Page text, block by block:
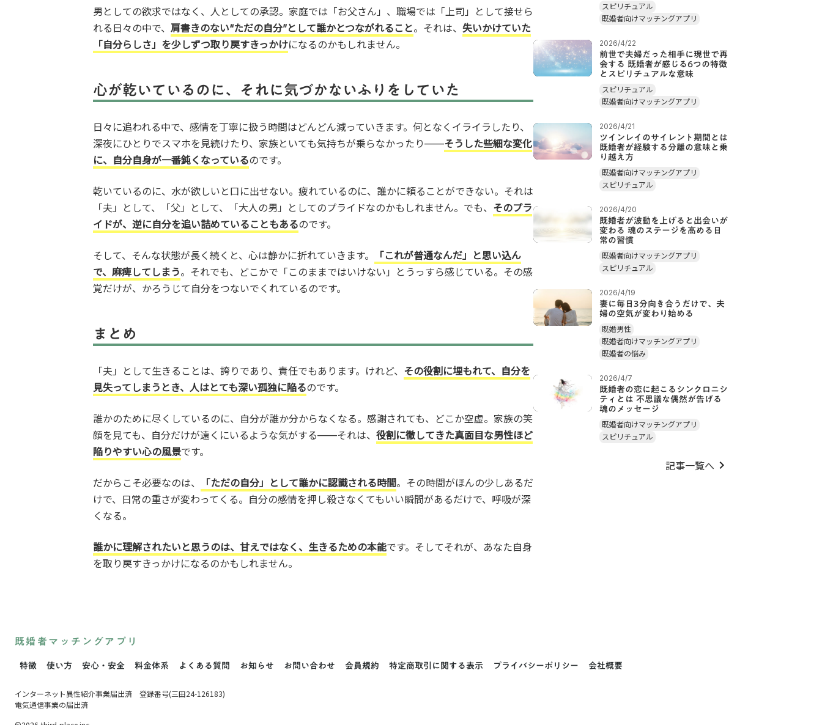
男としての欲求ではなく、人としての承認。家庭では「お父さん」、職場では「上司」として接せら
れる日々の中で、 肩書きのない“ただの自分”として誰かとつながれること。それは、 失いかけていた
「自分らしさ」を少しずつ取り戻すきっかけになるのかもしれません。
心が乾いているのに、それに気づかないふりをしていた
日々に追われる中で、感情を丁寧に扱う時間はどんどん減っていきます。何となくイライラしたり、
深夜にひとりでスマホを見続けたり、家族といても気持ちが乗らなかったり——そうした些細な変化
に、自分自身が一番鈍くなっているのです。
乾いているのに、水が欲しいと口に出せない。疲れているのに、誰かに頼ることができない。それは
「夫」として、「父」として、「大人の男」としてのプライドなのかもしれません。でも、 そのプラ
イドが、逆に自分を追い詰めていることもあるのです。
そして、そんな状態が長く続くと、心は静かに折れていきます。
「これが普通なんだ」と思い込ん
で、麻痺してしまう。それでも、どこかで「このままではいけない」とうっすら感じている。その感
覚だけが、かろうじて自分をつないでくれているのです。
まとめ
「夫」として生きることは、誇りであり、責任でもあります。けれど、 その役割に埋もれて、自分を
見失ってしまうとき、人はとても深い孤独に陥るのです。
誰かのために尽くしているのに、自分が誰か分からなくなる。感謝されても、どこか空虚。家族の笑
顔を見ても、自分だけが遠くにいるような気がする——それは、 役割に徹してきた真面目な男性ほど
陥りやすい心の風景です。
だからこそ必要なのは、 「ただの自分」として誰かに認識される時間。その時間がほんの少しあるだ
けで、日常の重さが変わってくる。自分の感情を押し殺さなくてもいい瞬間があるだけで、呼吸が深
くなる。
誰かに理解されたいと思うのは、甘えではなく、生きるための本能です。そしてそれが、あなた自身
を取り戻すきっかけになるのかもしれません。
スピリチュアル
既婚者向けマッチングアプリ
2026/4/22
前世で夫婦だった相手に現世で再
会する 既婚者が感じる6つの特徴
とスピリチュアルな意味
スピリチュアル
既婚者向けマッチングアプリ
2026/4/21
ツインレイのサイレント期間とは
既婚者が経験する分離の意味と乗
り越え方
既婚者向けマッチングアプリ
スピリチュアル
2026/4/20
既婚者が波動を上げると出会いが
変わる 魂のステージを高める日
常の習慣
既婚者向けマッチングアプリ
スピリチュアル
2026/4/19
妻に毎日3分向き合うだけで、夫
婦の空気が変わり始める
既婚男性
既婚者向けマッチングアプリ
既婚者の悩み
2026/4/7
既婚者の恋に起こるシンクロニシ
ティとは 不思議な偶然が告げる
魂のメッセージ
既婚者向けマッチングアプリ
スピリチュアル
記事一覧へ keyboard_arrow_right
既婚者マッチングアプリ
特徴 使い方 安心・安全 料金体系 よくある質問 お知らせ お問い合わせ 会員規約 特定商取引に関する表示 プライバシーポリシー 会社概要
インターネット異性紹介事業届出済 登録番号(三田24-126183)
電気通信事業の届出済